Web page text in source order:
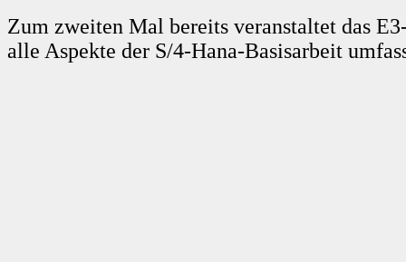
Zum zweiten Mal bereits veranstaltet das
alle Aspekte der S/4-Hana-Basisarbeit